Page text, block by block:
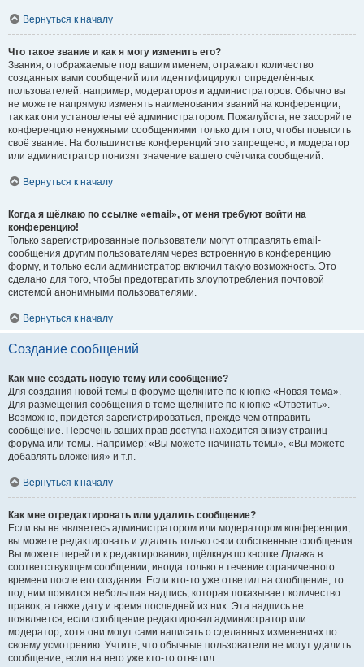
Вернуться к началу
Что такое звание и как я могу изменить его?
Звания, отображаемые под вашим именем, отражают количество
созданных вами сообщений или идентифицируют определённых
пользователей: например, модераторов и администраторов. Обычно вы
не можете напрямую изменять наименования званий на конференции,
так как они установлены её администратором. Пожалуйста, не засоряйте
конференцию ненужными сообщениями только для того, чтобы повысить
своё звание. На большинстве конференций это запрещено, и модератор
или администратор понизят значение вашего счётчика сообщений.
Вернуться к началу
Когда я щёлкаю по ссылке «email», от меня требуют войти на
конференцию!
Только зарегистрированные пользователи могут отправлять email-
сообщения другим пользователям через встроенную в конференцию
форму, и только если администратор включил такую возможность. Это
сделано для того, чтобы предотвратить злоупотребления почтовой
системой анонимными пользователями.
Вернуться к началу
Создание сообщений
Как мне создать новую тему или сообщение?
Для создания новой темы в форуме щёлкните по кнопке «Новая тема».
Для размещения сообщения в теме щёлкните по кнопке «Ответить».
Возможно, придётся зарегистрироваться, прежде чем отправить
сообщение. Перечень ваших прав доступа находится внизу страниц
форума или темы. Например: «Вы можете начинать темы», «Вы можете
добавлять вложения» и т.п.
Вернуться к началу
Как мне отредактировать или удалить сообщение?
Если вы не являетесь администратором или модератором конференции,
вы можете редактировать и удалять только свои собственные сообщения.
Вы можете перейти к редактированию, щёлкнув по кнопке Правка в
соответствующем сообщении, иногда только в течение ограниченного
времени после его создания. Если кто-то уже ответил на сообщение, то
под ним появится небольшая надпись, которая показывает количество
правок, а также дату и время последней из них. Эта надпись не
появляется, если сообщение редактировал администратор или
модератор, хотя они могут сами написать о сделанных изменениях по
своему усмотрению. Учтите, что обычные пользователи не могут удалить
сообщение, если на него уже кто-то ответил.